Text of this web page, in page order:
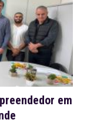
em